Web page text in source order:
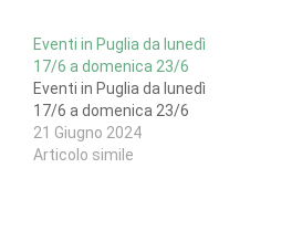
Eventi in Puglia da lunedì
17/6 a domenica 23/6
Eventi in Puglia da lunedì
17/6 a domenica 23/6
21 Giugno 2024
Articolo simile